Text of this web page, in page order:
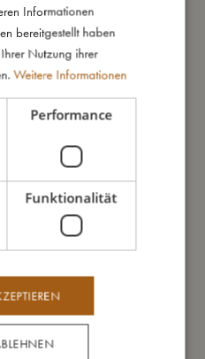
auch gefallen
Informationen
bereitgestellt haben
Nutzung ihrer
Weitere Informationen
Performance
Funktionalität